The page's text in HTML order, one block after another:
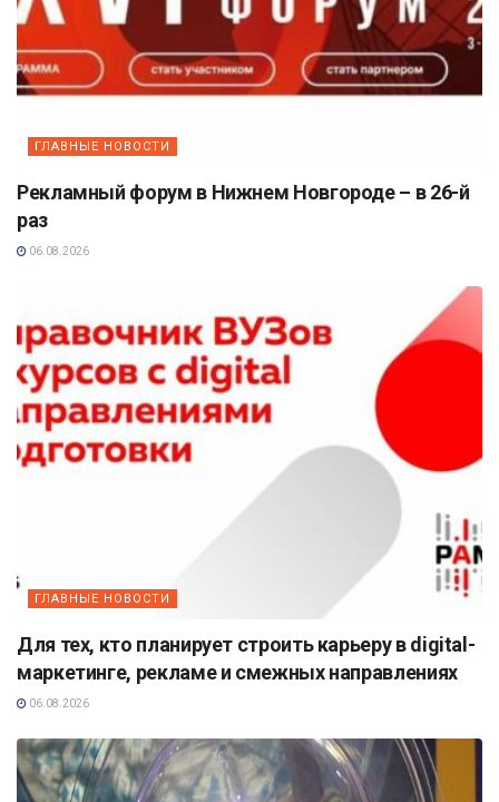
ГЛАВНЫЕ НОВОСТИ
Рекламный форум в Нижнем Новгороде – в 26-й
раз
06.08.2026
ГЛАВНЫЕ НОВОСТИ
Для тех, кто планирует строить карьеру в digital-
маркетинге, рекламе и смежных направлениях
06.08.2026